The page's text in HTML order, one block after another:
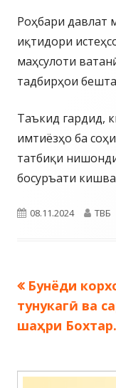
Роҳбари давлат
иқтидори
маҳсулоти
тадбирҳои
Таъкид гардид,
имтиёзҳо ба
татбиқи
босуръати
Опубликовано
08.11.2024 ТВБ
Навигация
по
запись:
Бунёди
тунукагӣ ва
шаҳри Бохтар.
Содержимое